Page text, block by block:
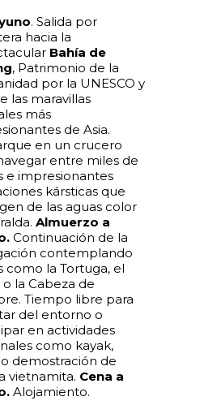
. Salida por
hacia la
Bahía de
, Patrimonio de la
por la UNESCO y
las maravillas
más
de Asia.
en un crucero
entre miles de
e impresionantes
kársticas que
de las aguas color
Almuerzo a
Continuación de la
contemplando
como la Tortuga, el
la Cabeza de
Tiempo libre para
del entorno o
en actividades
como kayak,
demostración de
vietnamita. Cena a
Alojamiento.